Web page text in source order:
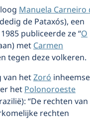
Manuela Carneiro
de Pataxós), een
publiceerde ze “O
metCarmen
tegen deze volkeren.
van hetZoróinheemse
hetPolonoroeste
“De rechten van
rechten